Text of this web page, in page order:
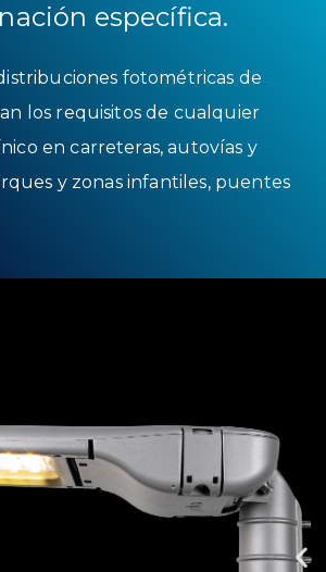
específica.
distribuciones fotométricas de
los requisitos de cualquier
en carreteras, autovías y
y zonas infantiles, puentes